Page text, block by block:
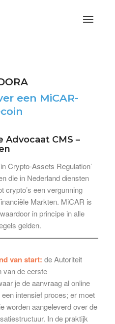
een MiCAR-
Advocaat CMS –
Crypto-Assets Regulation’
die in Nederland diensten
crypto’s een vergunning
Markten. MiCAR is
in principe in alle
gelden.
van start: de Autoriteit
van de eerste
je de aanvraag al online
intensief proces; er moet
worden aangeleverd over de
In de praktijk